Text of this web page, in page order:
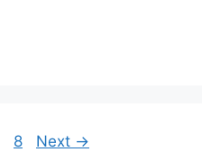
Page
8 Next →